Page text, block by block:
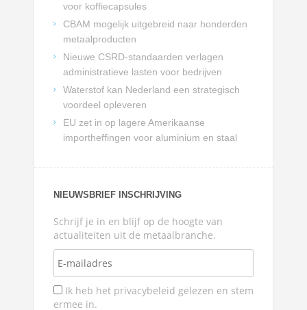
voor koffiecapsules
CBAM mogelijk uitgebreid naar honderden
metaalproducten
Nieuwe CSRD-standaarden verlagen
administratieve lasten voor bedrijven
Waterstof kan Nederland een strategisch
voordeel opleveren
EU zet in op lagere Amerikaanse
importheffingen voor aluminium en staal
NIEUWSBRIEF INSCHRIJVING
Schrijf je in en blijf op de hoogte van
actualiteiten uit de metaalbranche.
Ik heb het privacybeleid gelezen en stem
ermee in.